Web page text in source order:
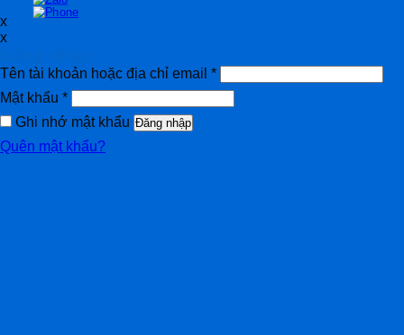
x
x
Tên tài khoản hoặc địa chỉ email *
Mật khẩu *
Ghi nhớ mật khẩu Đăng nhập
Quên mật khẩu?